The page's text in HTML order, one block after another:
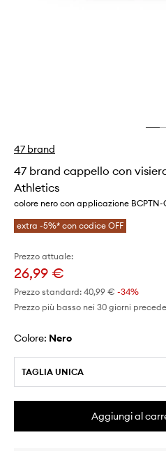
47 brand
47 brand cappello con
Athletics
colore nero con applicazione BCPTN-
extra -5%* con codice OFF
Prezzo attuale:
26,99 €
Prezzo standard: 40,99 € -34%
Prezzo più basso nei 30 giorni
Colore: nero
TAGLIA UNICA
Aggiungi al